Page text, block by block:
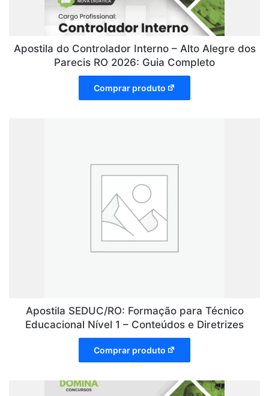
Apostila do Controlador Interno – Alto Alegre dos
Parecis RO 2026: Guia Completo
Comprar produto
Apostila SEDUC/RO: Formação para Técnico
Educacional Nível 1 – Conteúdos e Diretrizes
Comprar produto